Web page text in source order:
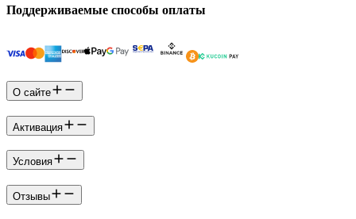
Поддерживаемые способы оплаты
О сайте
Активация
Условия
Отзывы